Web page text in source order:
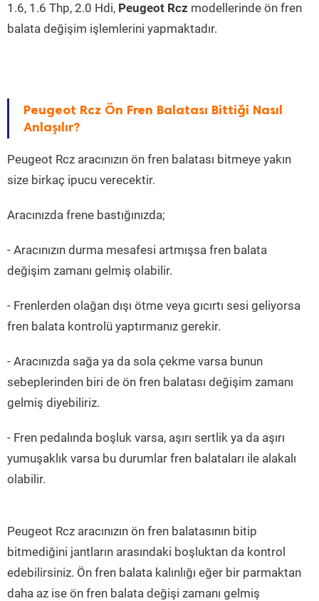
1.6, 1.6 Thp, 2.0 Hdi, Peugeot Rcz modellerinde ön fren
balata değişim işlemlerini yapmaktadır.
Peugeot Rcz Ön Fren Balatası Bittiği Nasıl
Anlaşılır?
Peugeot Rcz aracınızın ön fren balatası bitmeye yakın
size birkaç ipucu verecektir.
Aracınızda frene bastığınızda;
- Aracınızın durma mesafesi artmışsa fren balata
değişim zamanı gelmiş olabilir.
- Frenlerden olağan dışı ötme veya gıcırtı sesi geliyorsa
fren balata kontrolü yaptırmanız gerekir.
- Aracınızda sağa ya da sola çekme varsa bunun
sebeplerinden biri de ön fren balatası değişim zamanı
gelmiş diyebiliriz.
- Fren pedalında boşluk varsa, aşırı sertlik ya da aşırı
yumuşaklık varsa bu durumlar fren balataları ile alakalı
olabilir.
Peugeot Rcz aracınızın ön fren balatasının bitip
bitmediğini jantların arasındaki boşluktan da kontrol
edebilirsiniz. Ön fren balata kalınlığı eğer bir parmaktan
daha az ise ön fren balata değişi zamanı gelmiş